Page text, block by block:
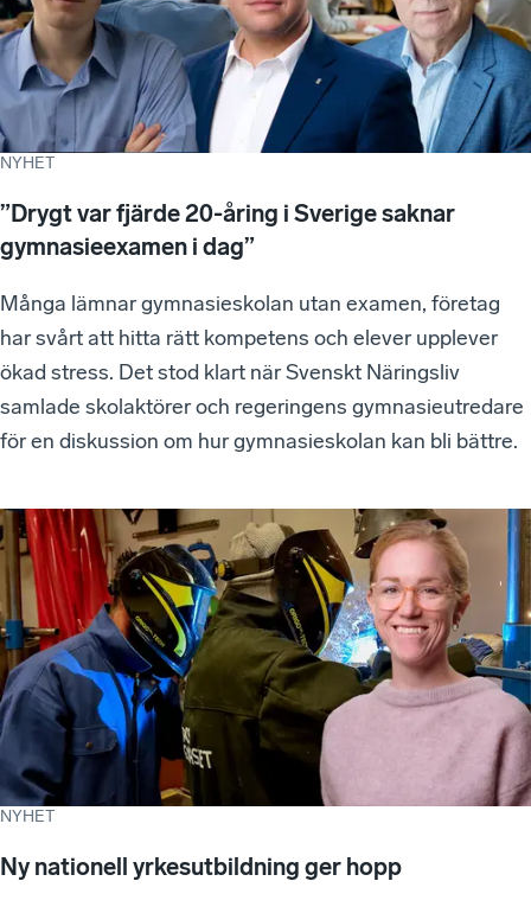
NYHET
”Drygt var fjärde 20-åring i Sverige saknar
gymnasieexamen i dag”
Många lämnar gymnasieskolan utan examen, företag
har svårt att hitta rätt kompetens och elever upplever
ökad stress. Det stod klart när Svenskt Näringsliv
samlade skolaktörer och regeringens gymnasieutredare
för en diskussion om hur gymnasieskolan kan bli bättre.
NYHET
Ny nationell yrkesutbildning ger hopp